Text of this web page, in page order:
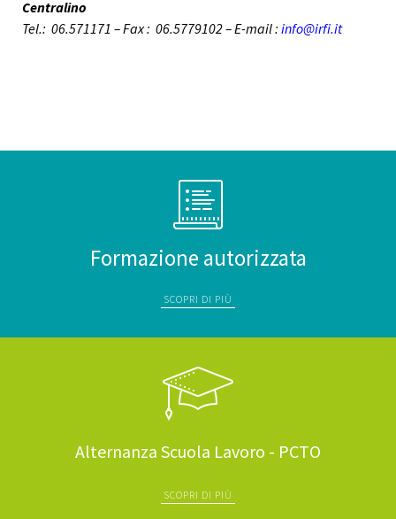
Centralino
Tel.: 06.571171 – Fax : 06.5779102 –E-mail : info@irfi.it
Formazione autorizzata
SCOPRI DI PIÙ
Alternanza Scuola Lavoro - PCTO
SCOPRI DI PIÙ